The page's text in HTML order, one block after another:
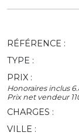
RÉFÉRENCE :
TYPE :
PRIX :
Honoraires inclus
Prix net vendeur
CHARGES :
VILLE :